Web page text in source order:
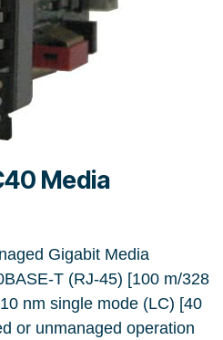
Media
Gigabit Media
T (RJ-45) [100 m/328
nm single mode (LC) [40
or unmanaged operation